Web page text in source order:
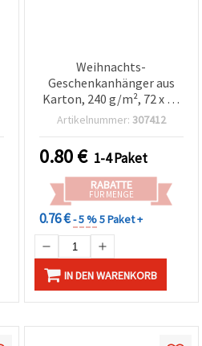
Weihnachts-
Geschenkanhänger aus
Karton, 240 g/m², 72 x 44
mm – 4er-Set
Artikelnummer: 307412
0.80€ 1-4 Paket
RABATTE
FÜR MENGE
0.76 €- 5 %5 Paket +
IN DEN WARENKORB